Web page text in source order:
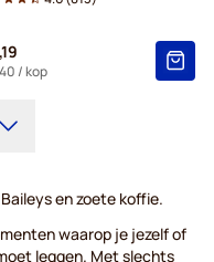
/ kop
en zoete koffie.
waarop je jezelf of
leggen. Met slechts